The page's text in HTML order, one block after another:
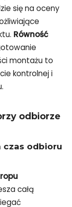
się na oceny
Równość
montażu to
kontrolnej i
odbiorze
czas odbioru
całą